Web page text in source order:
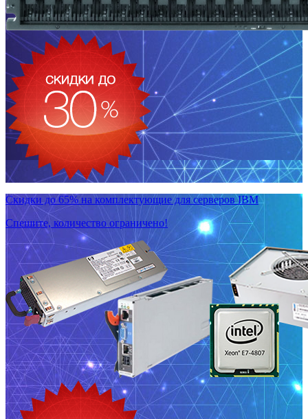
Скидки до 65% на комплектующие для серверов IBM
Спешите, количество ограничено!